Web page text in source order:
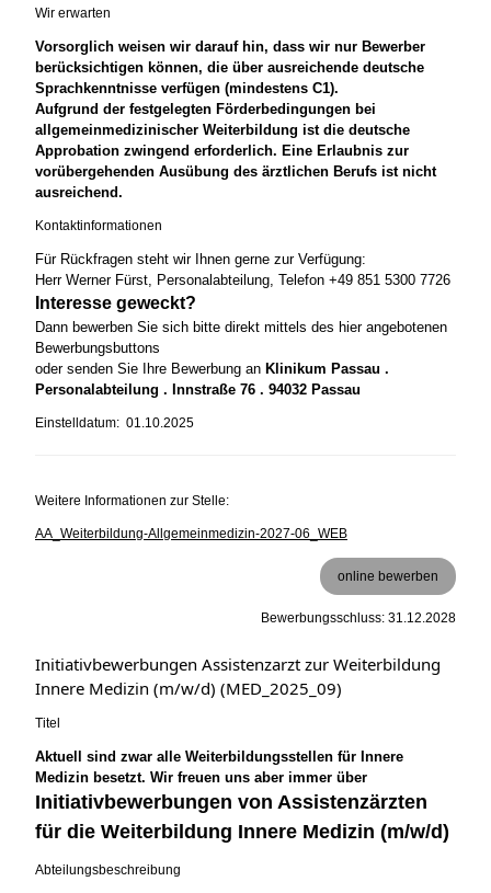
Wir erwarten
Vorsorglich weisen wir darauf hin, dass wir nur Bewerber
berücksichtigen können, die über ausreichende deutsche
Sprachkenntnisse verfügen (mindestens C1).
Aufgrund der festgelegten Förderbedingungen bei
allgemeinmedizinischer Weiterbildung ist die deutsche
Approbation zwingend erforderlich. Eine Erlaubnis zur
vorübergehenden Ausübung des ärztlichen Berufs ist nicht
ausreichend.
Kontaktinformationen
Für Rückfragen steht wir Ihnen gerne zur Verfügung:
Herr Werner Fürst, Personalabteilung, Telefon +49 851 5300 7726
Interesse geweckt?
Dann bewerben Sie sich bitte direkt mittels des hier angebotenen
Bewerbungsbuttons
oder senden Sie Ihre Bewerbung an Klinikum Passau .
Personalabteilung . Innstraße 76 . 94032 Passau
Einstelldatum: 01.10.2025
Weitere Informationen zur Stelle:
AA_Weiterbildung-Allgemeinmedizin-2027-06_WEB
online bewerben
Bewerbungsschluss: 31.12.2028
Initiativbewerbungen Assistenzarzt zur Weiterbildung
Innere Medizin (m/w/d) (MED_2025_09)
Titel
Aktuell sind zwar alle Weiterbildungsstellen für Innere
Medizin besetzt. Wir freuen uns aber immer über
Initiativbewerbungen von Assistenzärzten
für die Weiterbildung Innere Medizin (m/w/d)
Abteilungsbeschreibung